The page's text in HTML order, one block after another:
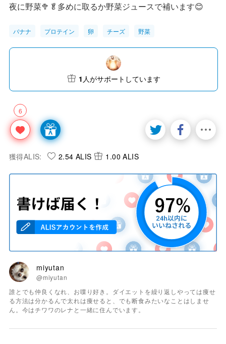
夜に野菜🥦🥬多めに取るか野菜ジュースで補います😊
バナナ プロテイン 卵 チーズ 野菜
6
1 人がサポートしています
獲得ALIS: 2.54 ALIS 1.00 ALIS
miyutan
@miyutan
誰とでも仲良くなれ、お喋り好き。ダイエットを繰り返しやっては痩せ
る方法は分かるんで太れは痩せると、でも断食みたいなことはしませ
ん。今はチワワのレナと一緒に住んでいます。